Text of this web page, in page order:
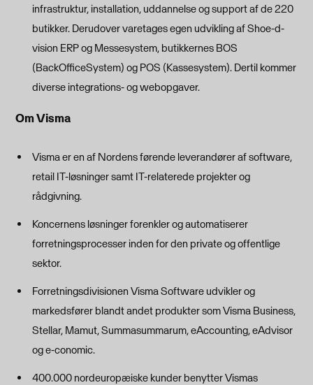
infrastruktur, installation, uddannelse og support af de 220
butikker. Derudover varetages egen udvikling af Shoe-d-
vision ERP og Messesystem, butikkernes BOS
(BackOfficeSystem) og POS (Kassesystem). Dertil kommer
diverse integrations- og webopgaver.
Om Visma
Visma er en af Nordens førende leverandører af software,
retail IT-løsninger samt IT-relaterede projekter og
rådgivning.
Koncernens løsninger forenkler og automatiserer
forretningsprocesser inden for den private og offentlige
sektor.
Forretningsdivisionen Visma Software udvikler og
markedsfører blandt andet produkter som Visma Business,
Stellar, Mamut, Summasummarum, eAccounting, eAdvisor
og e-conomic.
400.000 nordeuropæiske kunder benytter Vismas